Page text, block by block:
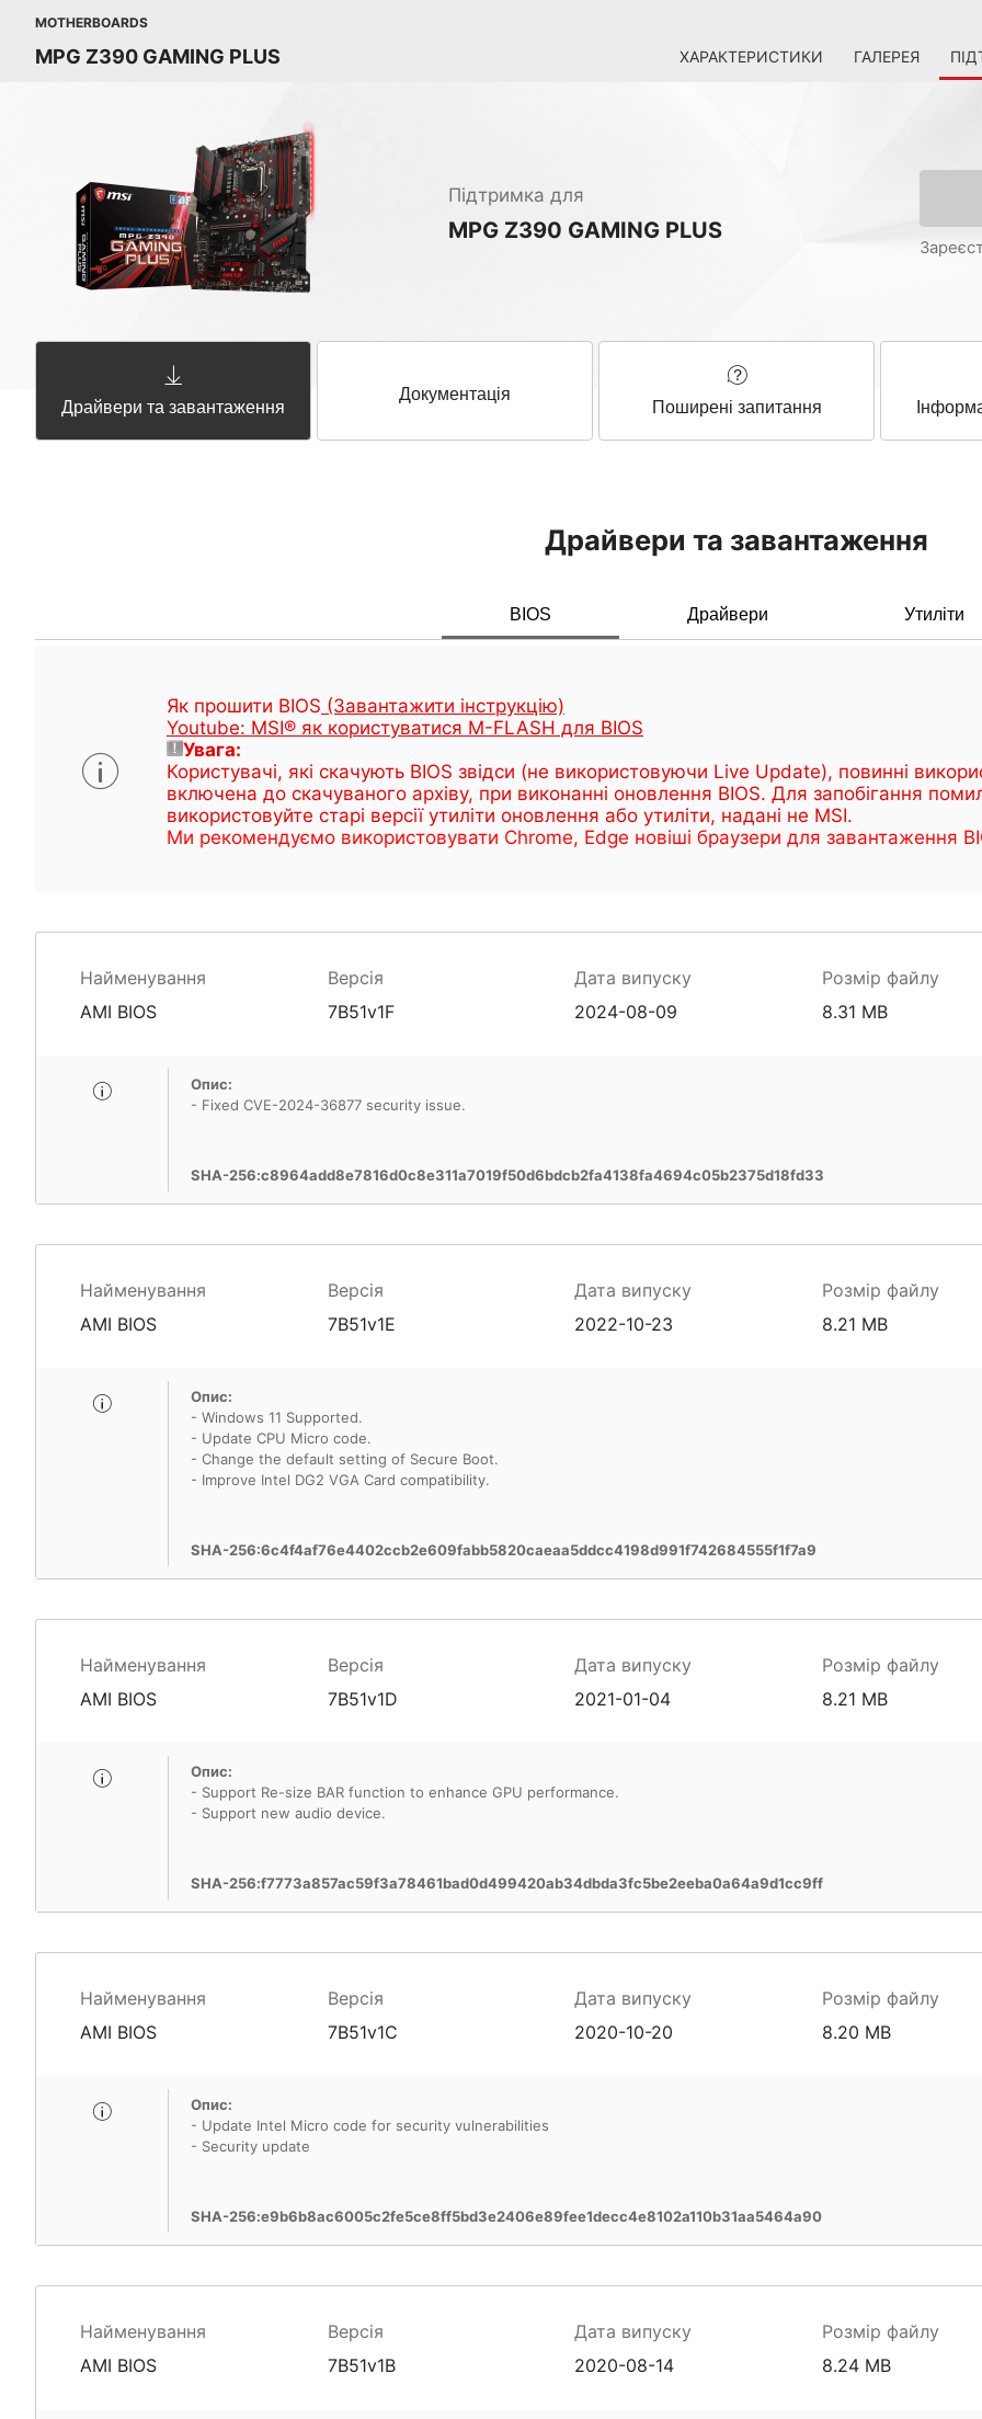
MOTHERBOARDS
MPG Z390 GAMING PLUS ХАРАКТЕРИСТИКИ ГАЛЕРЕЯ
Підтримка для
MPG Z390 GAMING PLUS
Драйвери та завантаження
Документація
Поширені запитання
Драйвери та завантаження
BIOS Драйвери Утиліти
Як прошити BIOS (Завантажити інструкцію)
Youtube: MSI® як користуватися M-FLASH для BIOS
Увага:
Користувачі, які скачують BIOS звідси (не використовуючи Live Update), повинні
включена до скачуваного архіву, при виконанні оновлення BIOS. Для запобігання
використовуйте старі версії утиліти оновлення або утиліти, надані не MSI.
Ми рекомендуємо використовувати Chrome, Edge новіші браузери для завантаження
Найменування Версія Дата випуску Розмір файлу
AMI BIOS 7B51v1F 2024-08-09 8.31 MB
Опис:
- Fixed CVE-2024-36877 security issue.
SHA-256:c8964add8e7816d0c8e311a7019f50d6bdcb2fa4138fa4694c05b2375d18fd33
Найменування Версія Дата випуску Розмір файлу
AMI BIOS 7B51v1E 2022-10-23 8.21 MB
Опис:
- Windows 11 Supported.
- Update CPU Micro code.
- Change the default setting of Secure Boot.
- Improve Intel DG2 VGA Card compatibility.
SHA-256:6c4f4af76e4402ccb2e609fabb5820caeaa5ddcc4198d991f742684555f1f7a9
Найменування Версія Дата випуску Розмір файлу
AMI BIOS 7B51v1D 2021-01-04 8.21 MB
Опис:
- Support Re-size BAR function to enhance GPU performance.
- Support new audio device.
SHA-256:f7773a857ac59f3a78461bad0d499420ab34dbda3fc5be2eeba0a64a9d1cc9ff
Найменування Версія Дата випуску Розмір файлу
AMI BIOS 7B51v1C 2020-10-20 8.20 MB
Опис:
- Update Intel Micro code for security vulnerabilities
- Security update
SHA-256:e9b6b8ac6005c2fe5ce8ff5bd3e2406e89fee1decc4e8102a110b31aa5464a90
Найменування Версія Дата випуску Розмір файлу
AMI BIOS 7B51v1B 2020-08-14 8.24 MB